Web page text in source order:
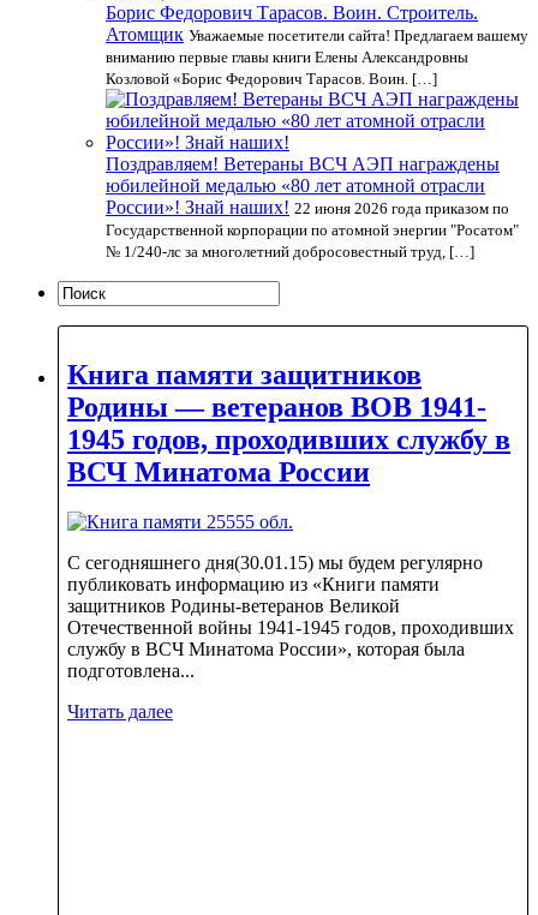
Борис Федорович Тарасов. Воин. Строитель.
Атомщик Уважаемые посетители сайта! Предлагаем вашему
вниманию первые главы книги Елены Александровны
Козловой «Борис Федорович Тарасов. Воин. […]
Поздравляем! Ветераны ВСЧ АЭП награждены
юбилейной медалью «80 лет атомной отрасли
России»! Знай наших! 22 июня 2026 года приказом по
Государственной корпорации по атомной энергии "Росатом"
№ 1/240-лс за многолетний добросовестный труд, […]
Книга памяти защитников
Родины — ветеранов ВОВ 1941-
1945 годов, проходивших службу в
ВСЧ Минатома России
С сегодняшнего дня(30.01.15) мы будем регулярно
публиковать информацию из «Книги памяти
защитников Родины-ветеранов Великой
Отечественной войны 1941-1945 годов, проходивших
службу в ВСЧ Минатома России», которая была
подготовлена...
Читать далее